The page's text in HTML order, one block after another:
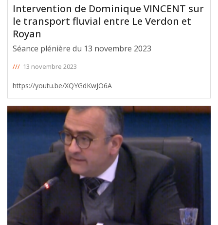
Intervention de Dominique VINCENT sur
le transport fluvial entre Le Verdon et
Royan
Séance plénière du 13 novembre 2023
/// 13 novembre 2023
https://youtu.be/XQYGdKwJO6A